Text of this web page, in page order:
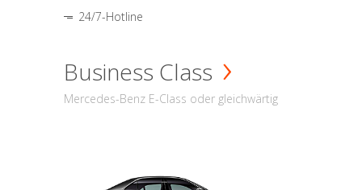
24/7-Hotline
Business Class
Mercedes-Benz E-Class oder gleichwärtig